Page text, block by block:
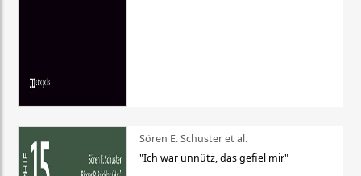
Sören E. Schuster et al.
"Ich war unnütz, das gefiel mir"